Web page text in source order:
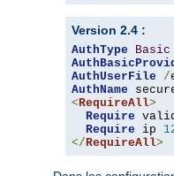
Version 2.4 :
AuthType
Basic
AuthUserFile
/
AuthName
<RequireAll>
Require
Require ip
</RequireAll>